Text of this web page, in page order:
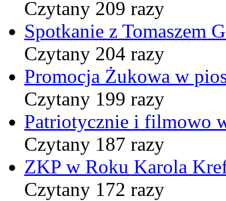
Czytany 209 razy
Spotkanie z Tomaszem
Czytany 204 razy
Promocja Żukowa w
Czytany 199 razy
Patriotycznie i filmowo
Czytany 187 razy
ZKP w Roku Karola
Czytany 172 razy